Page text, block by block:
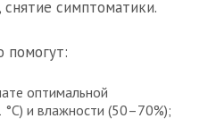
симптоматики.
помогут:
оптимальной
и влажности (50–70%);